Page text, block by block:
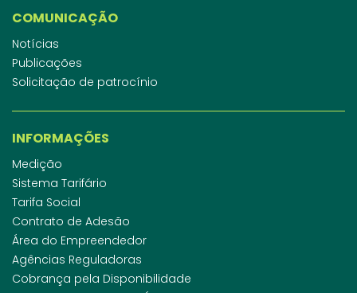
COMUNICAÇÃO
Notícias
Publicações
Solicitação de patrocínio
INFORMAÇÕES
Medição
Sistema Tarifário
Tarifa Social
Contrato de Adesão
Área do Empreendedor
Agências Reguladoras
Cobrança pela Disponibilidade